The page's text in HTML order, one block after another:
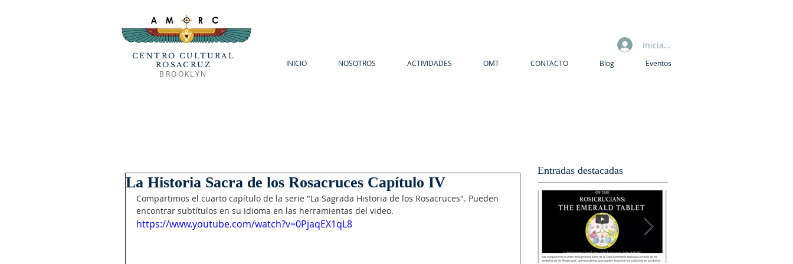
CENTRO CULTURAL
ROSACRUZ
BROOKLYN
Iniciar sesión
INICIO NOSOTROS ACTIVIDADES OMT CONTACTO Blog Eventos
La Historia Sacra de los Rosacruces Capítulo IV
Compartimos el cuarto capítulo de la serie "La Sagrada Historia de los Rosacruces". Pueden
encontrar subtítulos en su idioma en las herramientas del video.
https://www.youtube.com/watch?v=0PjaqEX1qL8
Entradas destacadas